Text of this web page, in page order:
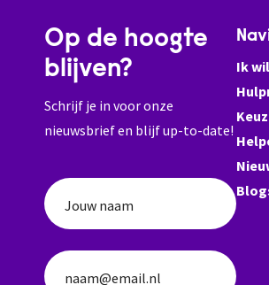
Op de hoogte
blijven?
Schrijf je in voor onze
nieuwsbrief en blijf up-to-date!
Jouw naam
naam@email.nl
Ik